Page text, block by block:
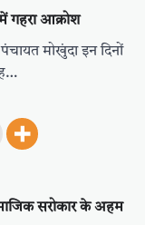
गहरा आक्रोश
मोखुंदा इन दिनों
सरोकार के अहम